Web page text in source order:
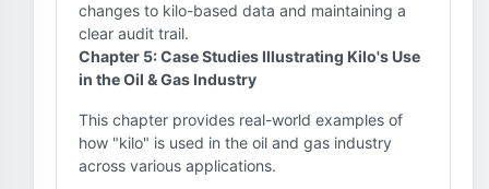
changes to kilo-based data and maintaining a
clear audit trail.
Chapter 5: Case Studies Illustrating Kilo's Use
in the Oil & Gas Industry
This chapter provides real-world examples of
how "kilo" is used in the oil and gas industry
across various applications.